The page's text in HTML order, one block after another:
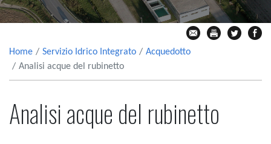
Home Servizio Idrico Integrato
Acquedotto
Analisi acque del rubinetto
Analisi acque del rubinetto